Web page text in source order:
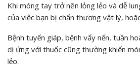
Khi móng tay trở nên lỏng lẻo và dễ
của việc bạn bị chấn thương vật lý,
Bệnh tuyến giáp, bệnh vẩy nến, tuần
dị ứng với thuốc cũng thường khiến
lẻo.